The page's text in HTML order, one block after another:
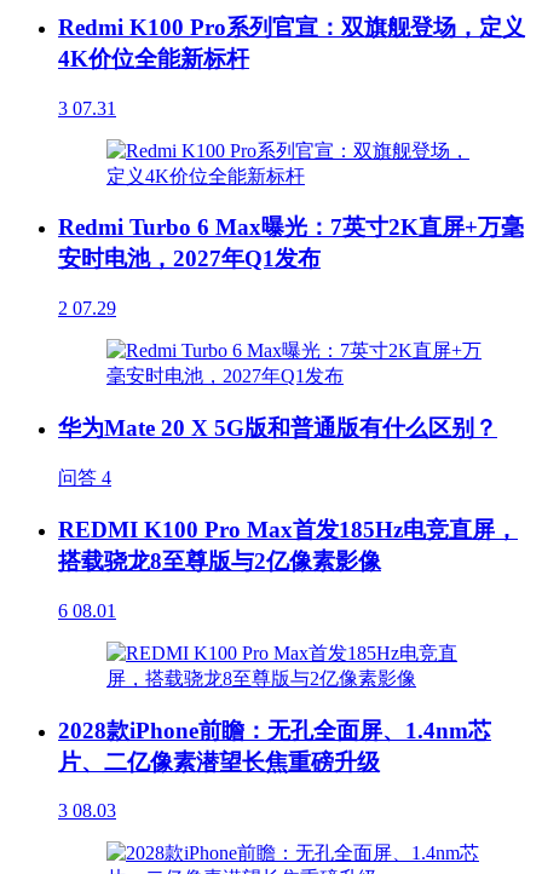
Redmi K100 Pro系列官宣：双旗舰登场，定义
4K价位全能新标杆
3 07.31
Redmi Turbo 6 Max曝光：7英寸2K直屏+万毫
安时电池，2027年Q1发布
2 07.29
华为Mate 20 X 5G版和普通版有什么区别？
问答 4
REDMI K100 Pro Max首发185Hz电竞直屏，
搭载骁龙8至尊版与2亿像素影像
6 08.01
2028款iPhone前瞻：无孔全面屏、1.4nm芯
片、二亿像素潜望长焦重磅升级
3 08.03